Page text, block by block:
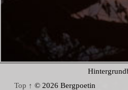
Top ↑ © 2026 Bergpoetin